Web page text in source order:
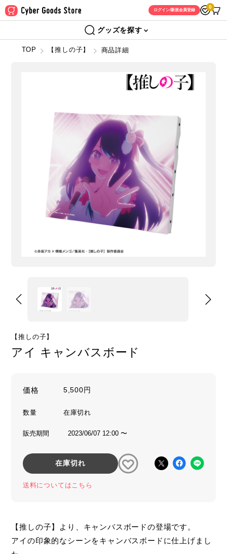
ログイン/新規会員登録
0
グッズを探す
TOP 【推しの子】 商品詳細
【推しの子】
アイ キャンバスボード
価格 5,500円
数量
販売期間 2023/06/07 12:00 〜
在庫切れ
送料についてはこちら
【推しの子】より、キャンバスボードの登場です。
アイの印象的なシーンをキャンバスボードに仕上げまし